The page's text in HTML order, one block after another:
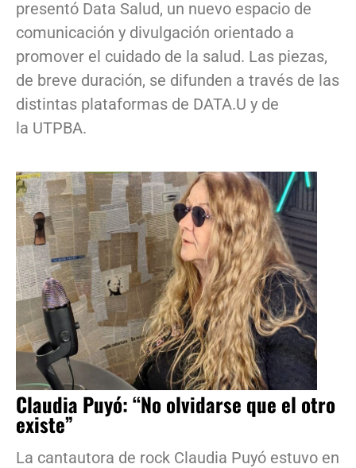
presentó Data Salud, un nuevo espacio de
comunicación y divulgación orientado a
promover el cuidado de la salud. Las piezas,
de breve duración, se difunden a través de las
distintas plataformas de DATA.U y de
la UTPBA.
Claudia Puyó: “No olvidarse que el otro
existe”
La cantautora de rock Claudia Puyó estuvo en